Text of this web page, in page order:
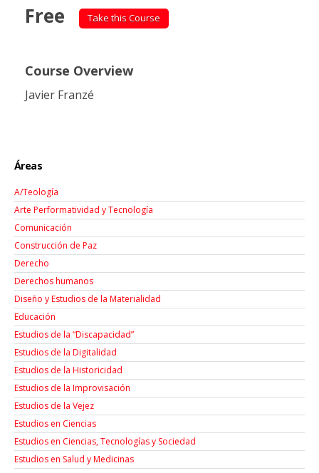
Free Take this Course
Course Overview
Javier Franzé
Áreas
A/Teología
Arte Performatividad y Tecnología
Comunicación
Construcción de Paz
Derecho
Derechos humanos
Diseño y Estudios de la Materialidad
Educación
Estudios de la “Discapacidad”
Estudios de la Digitalidad
Estudios de la Historicidad
Estudios de la Improvisación
Estudios de la Vejez
Estudios en Ciencias
Estudios en Ciencias, Tecnologías y Sociedad
Estudios en Salud y Medicinas